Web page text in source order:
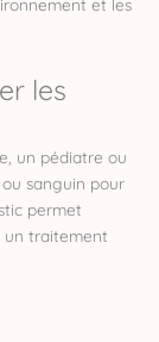
et les
les
un pédiatre ou
sanguin pour
permet
un traitement